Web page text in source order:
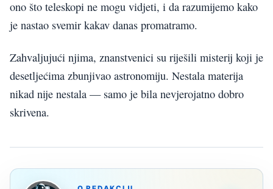
ono što teleskopi ne mogu vidjeti, i da razumijemo kako
je nastao svemir kakav danas promatramo.
Zahvaljujući njima, znanstvenici su riješili misterij koji je
desetljećima zbunjivao astronomiju. Nestala materija
nikad nije nestala — samo je bila nevjerojatno dobro
skrivena.